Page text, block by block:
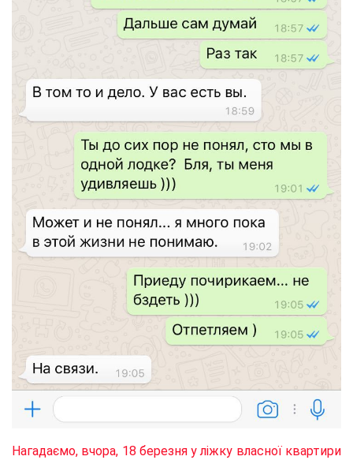
Нагадаємо, вчора, 18 березня у ліжку власної квартири